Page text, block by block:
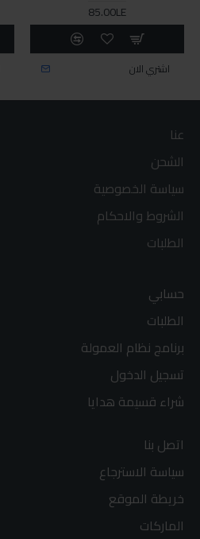
85.00LE
اشتري الان
عنا
الشحن
سياسة الخصوصية
الشروط والاحكام
الطلبات
حسابي
الطلبات
برنامج نظام العمولة
تسجيل الدخول
شراء قسيمة هدايا
اتصل بنا
سياسة الاسترجاع
خريطة الموقع
الماركات